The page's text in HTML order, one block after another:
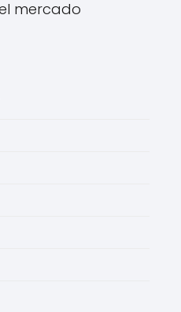
mercado